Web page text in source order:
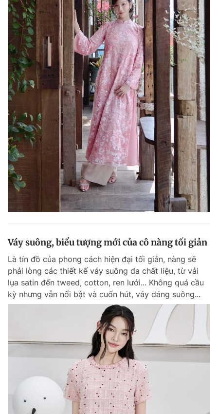
Váy suông, biểu tượng mới của cô nàng tối giản
Là tín đồ của phong cách hiện đại tối giản, nàng sẽ
phải lòng các thiết kế váy suông đa chất liệu, từ vải
lụa satin đến tweed, cotton, ren lưới... Không quá cầu
kỳ nhưng vẫn nổi bật và cuốn hút, váy dáng suông...